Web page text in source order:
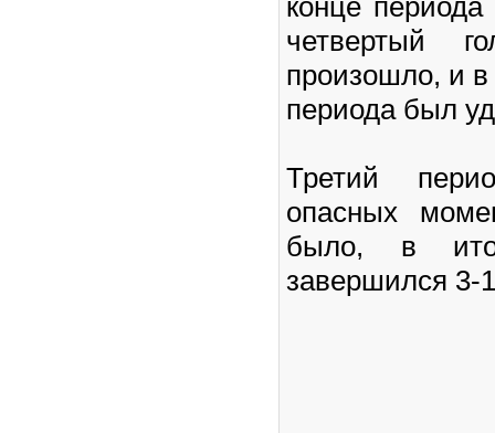
четвертый
произошло, и в
периода был
Третий
опасных
было, в
завершился 3-